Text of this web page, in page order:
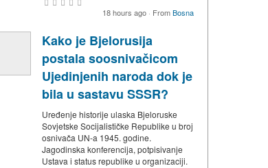
18 hours ago · FromBosna
Kako je Bjelorusija
postala soosnivačicom
Ujedinjenih naroda dok je
bila u sastavu SSSR?
Uređenje historije ulaska Bjeloruske
Sovjetske Socijalističke Republike u broj
osnivača UN-a 1945. godine.
Jagodinska konferencija, potpisivanje
Ustava i status republike u organizaciji.